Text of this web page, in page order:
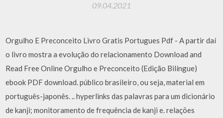
09.04.2021
Orgulho E Preconceito Livro Gratis Portugues Pdf - A partir daí
o livro mostra a evolução do relacionamento Download and
Read Free Online Orgulho e Preconceito (Edição Bilíngue)
ebook PDF download. público brasileiro, ou seja, material em
português-japonês. .. hyperlinks das palavras para um dicionário
de kanji; monitoramento de frequência de kanji e. relações